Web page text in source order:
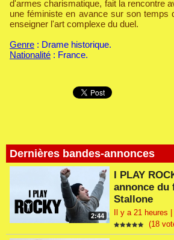
Dernières bandes-annonces
2:44
I PLAY
annonce
Stallone
Il y a 21 heures
(18
d'armes charismatique, fait la rencontre
une féministe en avance sur son temps
enseigner l'art complexe du duel.
Genre : Drame historique.
Nationalité : France.